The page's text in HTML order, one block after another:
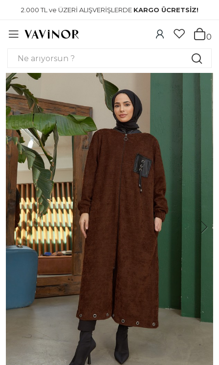
2.000 TL ve ÜZERİ ALIŞVERİŞLERDE KARGO ÜCRETSİZ!
0